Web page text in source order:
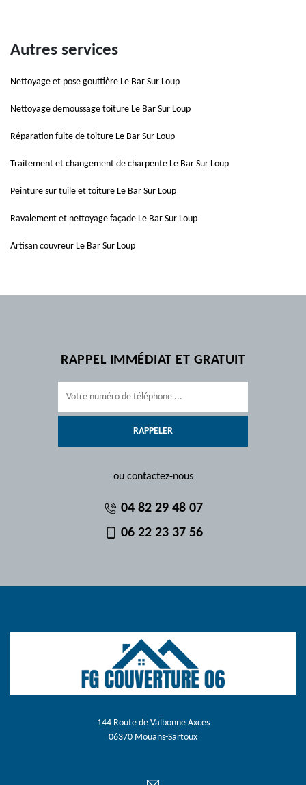
Autres services
Nettoyage et pose gouttière Le Bar Sur Loup
Nettoyage demoussage toiture Le Bar Sur Loup
Réparation fuite de toiture Le Bar Sur Loup
Traitement et changement de charpente Le Bar Sur Loup
Peinture sur tuile et toiture Le Bar Sur Loup
Ravalement et nettoyage façade Le Bar Sur Loup
Artisan couvreur Le Bar Sur Loup
RAPPEL IMMÉDIAT ET GRATUIT
ou contactez-nous
04 82 29 48 07
06 22 23 37 56
144 Route de Valbonne Axces
06370 Mouans-Sartoux